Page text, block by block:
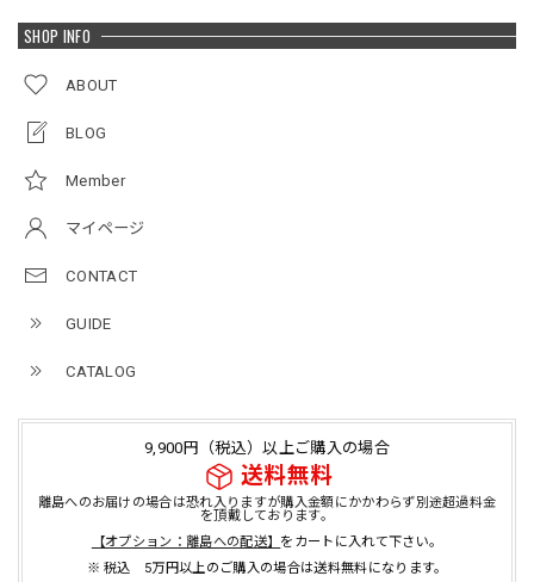
SHOP INFO
ABOUT
BLOG
Member
マイページ
CONTACT
GUIDE
CATALOG
9,900円（税込）以上ご購入の場合
送料無料
離島へのお届けの場合は恐れ入りますが購入金額にかかわらず別途超過料金
を頂戴しております。
【オプション：離島への配送】 をカートに入れて下さい。
※ 税込 5万円以上のご購入の場合は送料無料になります。